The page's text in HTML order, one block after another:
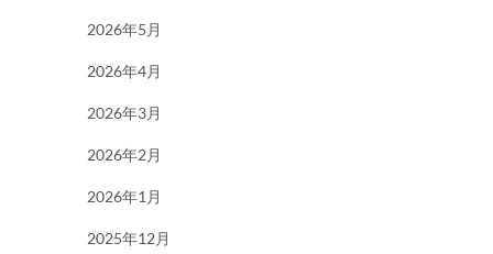
2026年5月
2026年4月
2026年3月
2026年2月
2026年1月
2025年12月